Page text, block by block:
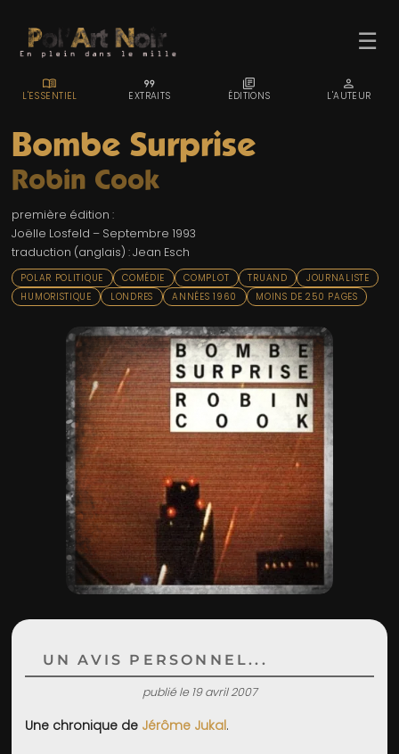
☰
ACCUEIL
TROMBINO
INDEX
RECHERCHE
LIENS & FESTIVALS
UN POLAR AU HASARD
Bombe Surprise
Robin Cook
première édition :
Joëlle Losfeld – Septembre 1993
traduction (anglais) : Jean Esch
POLAR POLITIQUE COMÉDIE COMPLOT TRUAND
JOURNALISTE
HUMORISTIQUE
LONDRES ANNÉES 1960 MOINS DE 250 PAGES
UN AVIS PERSONNEL...
publié le 19 avril 2007
Une chronique de Jérôme Jukal.
MENU_BOOK
L'ESSENTIEL
FORMAT_QUOTE
EXTRAITS
LIBRARY_BOOKS
ÉDITIONS
PERSON
L'AUTEUR